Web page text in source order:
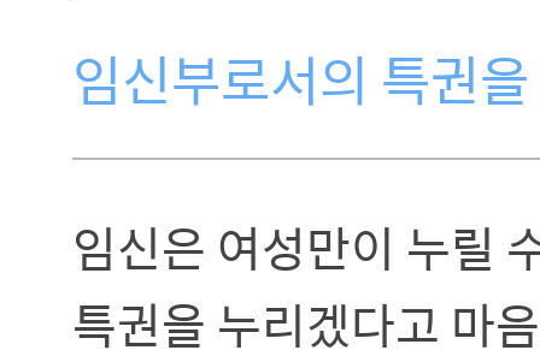
임신부로서의 특권
임신은 여성만이 누릴
특권을 누리겠다고 마